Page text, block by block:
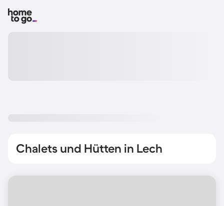
Chalets und Hütten in Lech